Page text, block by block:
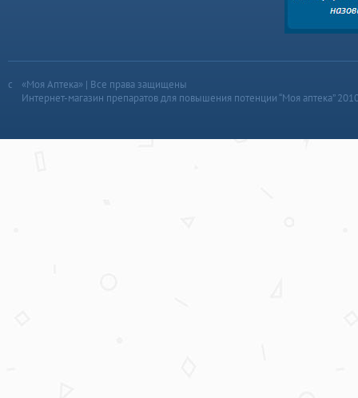
«Моя Аптека» | Все права защищены
Интернет-магазин препаратов для повышения потенции “Моя аптека”